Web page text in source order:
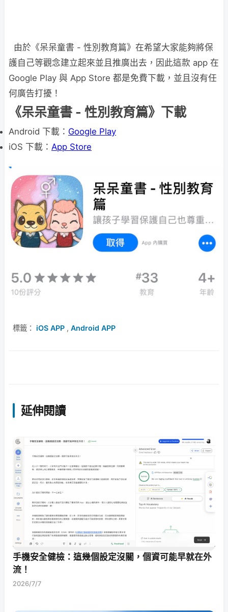
由於《呆呆童書 - 性別教育篇》在希望大家能夠將保
護自己等觀念建立起來並且推廣出去，因此這款 app 在
Google Play 與 App Store 都是免費下載，並且沒有任
何廣告打擾！
《呆呆童書 - 性別教育篇》下載
Android 下載： Google Play
iOS 下載： App Store
標籤： iOS APP , Android APP
延伸閱讀
手機安全健檢：這幾個設定沒關，個資可能早就在外
流！
2026/7/7